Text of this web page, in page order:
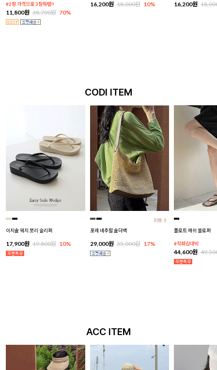
#2장 가격으로 3장득템!!
11,800원 38,700원 70%
16,200원 18,000원 10% 16,200원
CODI ITEM
이지솔 웨지 쪼리 슬리퍼
17,900원 19,800원 10%
리뷰:5
포레 네추럴 숄더백
29,000원 35,000원 17%
플로트 메쉬 블로퍼
#착화감대박
44,600원
ACC ITEM